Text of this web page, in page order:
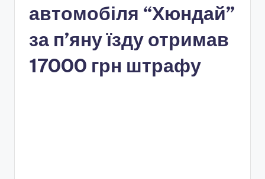
автомобіля “Хюндай”
за п’яну їзду отримав
17000 грн штрафу